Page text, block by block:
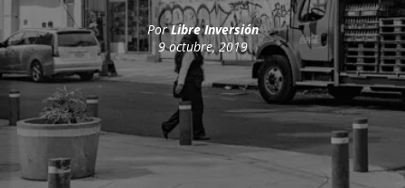
PorLibre Inversión
9 octubre, 2019